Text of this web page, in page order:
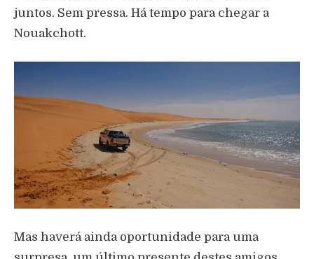
juntos. Sem pressa. Há tempo para chegar a
Nouakchott.
Mas haverá ainda oportunidade para uma